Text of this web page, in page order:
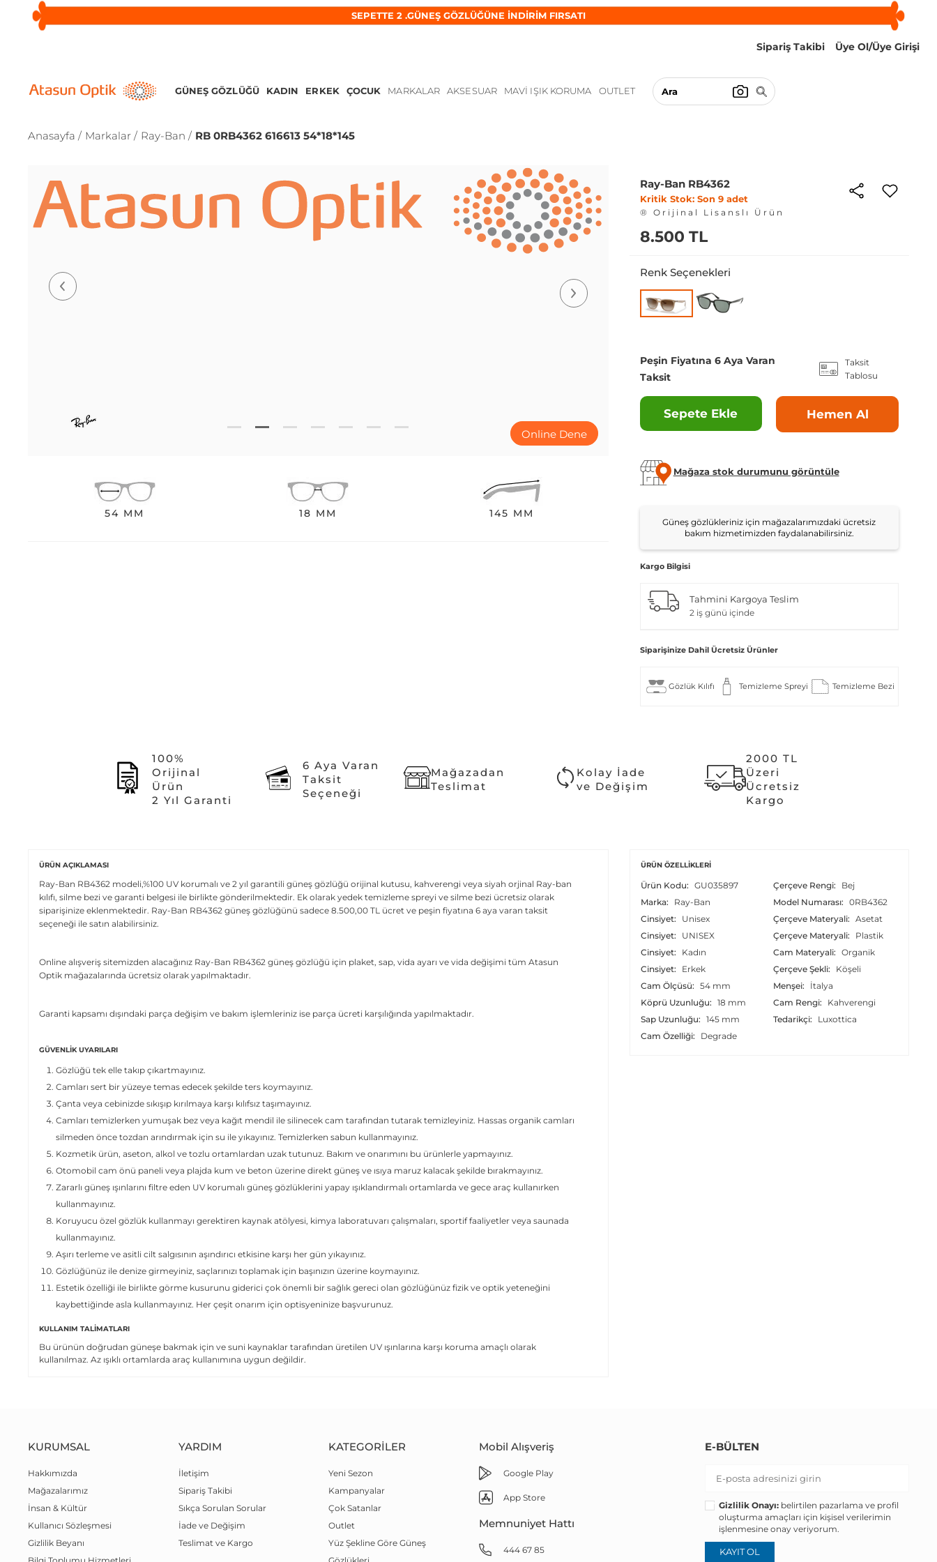
SEPETTE 2 .GÜNEŞ GÖZLÜĞÜNE İNDİRİM FIRSATI
Sipariş Takibi Üye Ol/Üye Girişi
GÜNEŞ GÖZLÜĞÜ KADIN ERKEK ÇOCUK MARKALAR AKSESUAR MAVI IŞIK KORUMA OUTLET
Anasayfa / Markalar / Ray-Ban / RB 0RB4362 616613 54*18*145
Online Dene
54 MM 18 MM 145 MM
Ray-Ban RB4362
Kritik Stok: Son 9 adet
® Orijinal Lisanslı Ürün
8.500 TL
Renk Seçenekleri
Peşin Fiyatına 6 Aya Varan
Taksit
Taksit
Tablosu
Sepete Ekle Hemen Al
Mağaza stok durumunu görüntüle
Güneş gözlükleriniz için mağazalarımızdaki ücretsiz
bakım hizmetimizden faydalanabilirsiniz.
Kargo Bilgisi
Tahmini Kargoya Teslim
2 iş günü içinde
Siparişinize Dahil Ücretsiz Ürünler
Gözlük Kılıfı Temizleme Spreyi Temizleme Bezi
100%
Orijinal
Ürün
2 Yıl Garanti
6 Aya Varan
Taksit
Seçeneği
Mağazadan
Teslimat
Kolay İade
ve Değişim
2000 TL
Üzeri
Ücretsiz
Kargo
ÜRÜN AÇIKLAMASI
Ray-Ban RB4362 modeli,%100 UV korumalı ve 2 yıl garantili güneş gözlüğü orijinal kutusu, kahverengi veya siyah orjinal Ray-ban
kılıfı, silme bezi ve garanti belgesi ile birlikte gönderilmektedir. Ek olarak yedek temizleme spreyi ve silme bezi ücretsiz olarak
siparişinize eklenmektedir. Ray-Ban RB4362 güneş gözlüğünü sadece 8.500,00 TL ücret ve peşin fiyatına 6 aya varan taksit
seçeneği ile satın alabilirsiniz.
Online alışveriş sitemizden alacağınız Ray-Ban RB4362 güneş gözlüğü için plaket, sap, vida ayarı ve vida değişimi tüm Atasun
Optik mağazalarında ücretsiz olarak yapılmaktadır.
Garanti kapsamı dışındaki parça değişim ve bakım işlemleriniz ise parça ücreti karşılığında yapılmaktadır.
GÜVENLIK UYARILARI
Gözlüğü tek elle takıp çıkartmayınız.
Camları sert bir yüzeye temas edecek şekilde ters koymayınız.
Çanta veya cebinizde sıkışıp kırılmaya karşı kılıfsız taşımayınız.
Camları temizlerken yumuşak bez veya kağıt mendil ile silinecek cam tarafından tutarak temizleyiniz. Hassas organik camları
silmeden önce tozdan arındırmak için su ile yıkayınız. Temizlerken sabun kullanmayınız.
Kozmetik ürün, aseton, alkol ve tozlu ortamlardan uzak tutunuz. Bakım ve onarımını bu ürünlerle yapmayınız.
Otomobil cam önü paneli veya plajda kum ve beton üzerine direkt güneş ve ısıya maruz kalacak şekilde bırakmayınız.
Zararlı güneş ışınlarını filtre eden UV korumalı güneş gözlüklerini yapay ışıklandırmalı ortamlarda ve gece araç kullanırken
kullanmayınız.
Koruyucu özel gözlük kullanmayı gerektiren kaynak atölyesi, kimya laboratuvarı çalışmaları, sportif faaliyetler veya saunada
kullanmayınız.
Aşırı terleme ve asitli cilt salgısının aşındırıcı etkisine karşı her gün yıkayınız.
Gözlüğünüz ile denize girmeyiniz, saçlarınızı toplamak için başınızın üzerine koymayınız.
Estetik özelliği ile birlikte görme kusurunu giderici çok önemli bir sağlık gereci olan gözlüğünüz fizik ve optik yeteneğini
kaybettiğinde asla kullanmayınız. Her çeşit onarım için optisyeninize başvurunuz.
KULLANIM TALIMATLARI
Bu ürünün doğrudan güneşe bakmak için ve suni kaynaklar tarafından üretilen UV ışınlarına karşı koruma amaçlı olarak
kullanılmaz. Az ışıklı ortamlarda araç kullanımına uygun değildir.
ÜRÜN ÖZELLIKLERI
Ürün Kodu: GU035897
Marka:
Ray-Ban
Cinsiyet:
Unisex
Cinsiyet:
UNISEX
Cinsiyet:
Kadın
Cinsiyet:
Erkek
Cam Ölçüsü: 54 mm
Köprü Uzunluğu: 18 mm
Sap Uzunluğu: 145 mm
Cam Özelliği:
Degrade
Çerçeve Rengi:
Bej
Model Numarası:
0RB4362
Çerçeve Materyali:
Asetat
Çerçeve Materyali:
Plastik
Cam Materyali:
Organik
Çerçeve Şekli:
Köşeli
Menşei:
İtalya
Cam Rengi:
Kahverengi
Tedarikçi:
Luxottica
KURUMSAL
Hakkımızda
Mağazalarımız
İnsan & Kültür
Kullanıcı Sözleşmesi
Gizlilik Beyanı
YARDIM
İletişim
Sipariş Takibi
Sıkça Sorulan Sorular
İade ve Değişim
Teslimat ve Kargo
KATEGORILER
Yeni Sezon
Kampanyalar
Çok Satanlar
Outlet
Yüz Şekline Göre Güneş
Mobil Alışveriş
Google Play
App Store
Memnuniyet Hattı
444 67 85
E-BÜLTEN
Gizlilik Onayı:belirtilen pazarlama ve profil
oluşturma amaçları için kişisel verilerimin
işlenmesine onay veriyorum.
KAYIT OL